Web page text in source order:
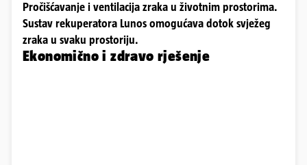
Pročišćavanje i ventilacija zraka u životnim prostorima.
Sustav rekuperatora Lunos omogućava dotok svježeg
zraka u svaku prostoriju.
Ekonomično i zdravo rješenje